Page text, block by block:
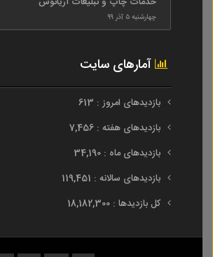
چهارشنبه ۵ آذر ۹۹
آمارهای سایت
بازدیدهای امروز : 613
بازدیدهای هفته : 7,456
بازدیدهای ماه : 34,190
بازدیدهای سالانه : 119,451
کل بازدیدها : 18,182,300